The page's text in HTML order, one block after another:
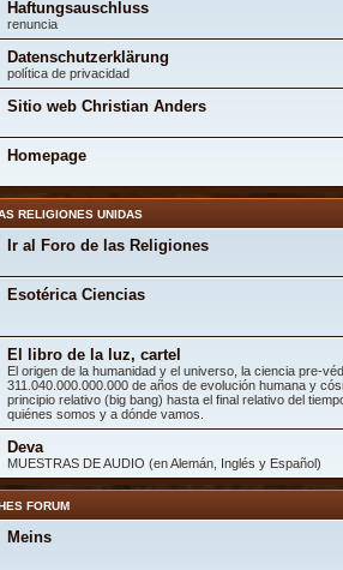
Haftungsauschluss
renuncia
Datenschutzerklärung
política de privacidad
Sitio web Christian Anders
Homepage
RELIGIONES UNIDAS
Ir al Foro de las Religiones
Esotérica Ciencias
El libro de la luz, cartel
El origen de la humanidad y el universo, la ciencia pre-
311.040.000.000.000 de años de evolución humana y
principio relativo (big bang) hasta el final relativo del
quiénes somos y a dónde vamos.
Deva
MUESTRAS DE AUDIO (en Alemán, Inglés y Español)
FORUM
Meins